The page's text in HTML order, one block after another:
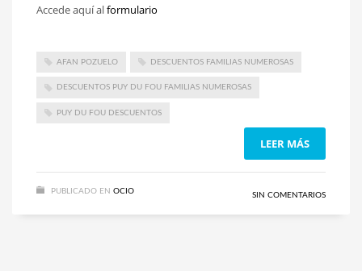
Accede aquí alformulario
AFAN POZUELO DESCUENTOS FAMILIAS NUMEROSAS
DESCUENTOS PUY DU FOU FAMILIAS NUMEROSAS
PUY DU FOU DESCUENTOS
LEER MÁS
PUBLICADO EN OCIO SIN COMENTARIOS